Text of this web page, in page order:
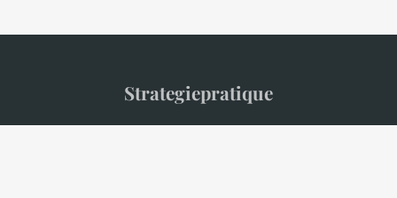
Strategiepratique